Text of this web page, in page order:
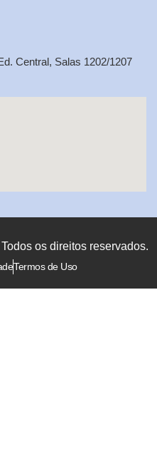
Central, Salas 1202/1207
os direitos reservados.
Termos de Uso